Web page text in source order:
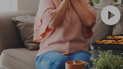
play_circle